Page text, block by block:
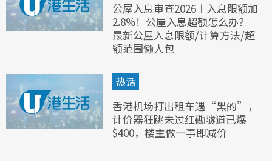
公屋入息审查2026︱入息限额加
2.8%！公屋入息超额怎么办？
最新公屋入息限额/计算方法/超
额范围懒人包
热话
香港机场打出租车遇“黑的”，
计价器狂跳未过红磡隧道已爆
$400，楼主做一事即减价